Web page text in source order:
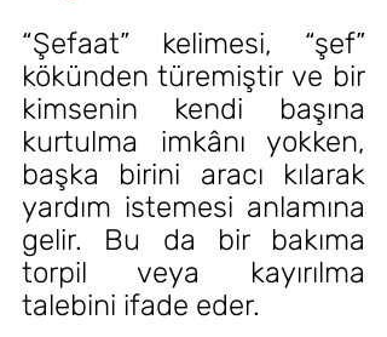
“Şefaat” kelimesi, “şef”
kökünden türemiştir ve bir
kimsenin kendi başına
kurtulma imkânı yokken,
başka birini aracı kılarak
yardım istemesi anlamına
gelir. Bu da bir bakıma
torpil veya kayırılma
talebini ifade eder.